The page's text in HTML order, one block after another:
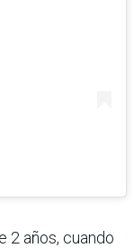
2 años, cuando